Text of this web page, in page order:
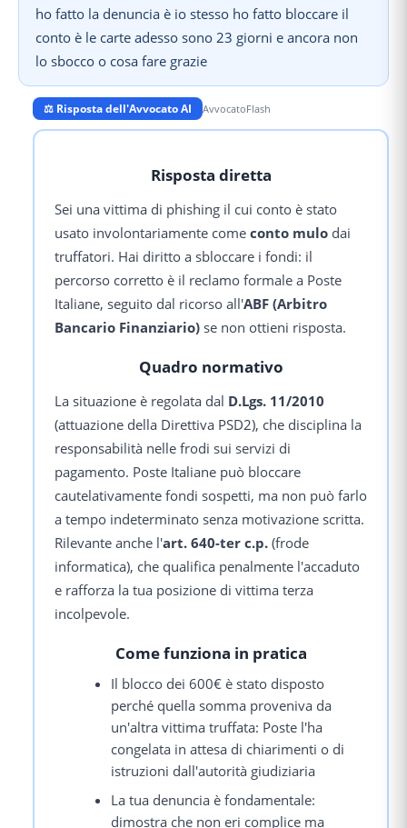
ho fatto la denuncia è io stesso ho fatto bloccare il
conto è le carte adesso sono 23 giorni e ancora non
lo sbocco o cosa fare grazie
⚖️ Risposta dell'Avvocato AI AvvocatoFlash
Risposta diretta
Sei una vittima di phishing il cui conto è stato
usato involontariamente come conto mulo dai
truffatori. Hai diritto a sbloccare i fondi: il
percorso corretto è il reclamo formale a Poste
Italiane, seguito dal ricorso all'ABF (Arbitro
Bancario Finanziario) se non ottieni risposta.
Quadro normativo
La situazione è regolata dal D.Lgs. 11/2010
(attuazione della Direttiva PSD2), che disciplina la
responsabilità nelle frodi sui servizi di
pagamento. Poste Italiane può bloccare
cautelativamente fondi sospetti, ma non può farlo
a tempo indeterminato senza motivazione scritta.
Rilevante anche l'art. 640-ter c.p. (frode
informatica), che qualifica penalmente l'accaduto
e rafforza la tua posizione di vittima terza
incolpevole.
Come funziona in pratica
Il blocco dei 600€ è stato disposto
perché quella somma proveniva da
un'altra vittima truffata: Poste l'ha
congelata in attesa di chiarimenti o di
istruzioni dall'autorità giudiziaria
La tua denuncia è fondamentale:
dimostra che non eri complice ma